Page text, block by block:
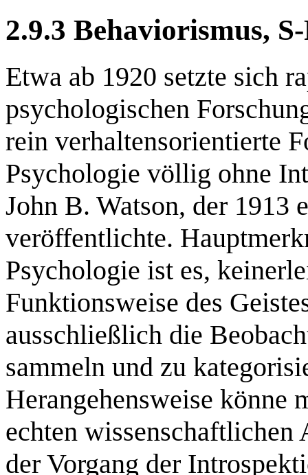
2.9.3 Behaviorismus,
Etwa ab 1920 setzte sich
psychologischen
rein verhaltensorientierte
Psychologie völlig ohne
John B. Watson, der 1913
veröffentlichte.
Psychologie ist es,
Funktionsweise des
ausschließlich die
sammeln und zu
Herangehensweise könne
echten
der Vorgang der